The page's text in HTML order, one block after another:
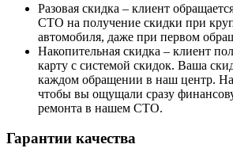
Разовая скидка – клиент
СТО на получение скидки при
автомобиля, даже при первом
Накопительная скидка – клиент
карту с системой скидок. Ваша
каждом обращении в наш центр.
чтобы вы ощущали сразу
ремонта в нашем СТО.
Гарантии качества